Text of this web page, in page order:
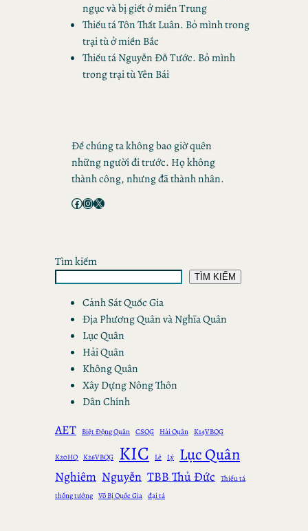
ngục và bị giết ở miền Trung
Thiếu tá Tôn Thất Luân. Bỏ mình trong
trại tù ở miền Bắc
Thiếu tá Nguyễn Đỗ Tước. Bỏ mình
trong trại tù Yên Bái
Để chúng ta không bao giờ quên
những người đi trước. Họ không
thành công, nhưng đã thành nhân.
Facebook InstagramX
Tìm kiếm
TÌM KIẾM
Cảnh Sát Quốc Gia
Địa Phương Quân và Nghĩa Quân
Lục Quân
Hải Quân
Không Quân
Xây Dựng Nông Thôn
Dân Chính
AET Biệt Động Quân CSQG Hải Quân K14VBQG
K20HQ K26VBQG KIC Lê Lý Lục Quân
Nghiêm Nguyễn TBB Thủ Đức Thiếu tá
thống tướng Võ Bị Quốc Gia đại tá